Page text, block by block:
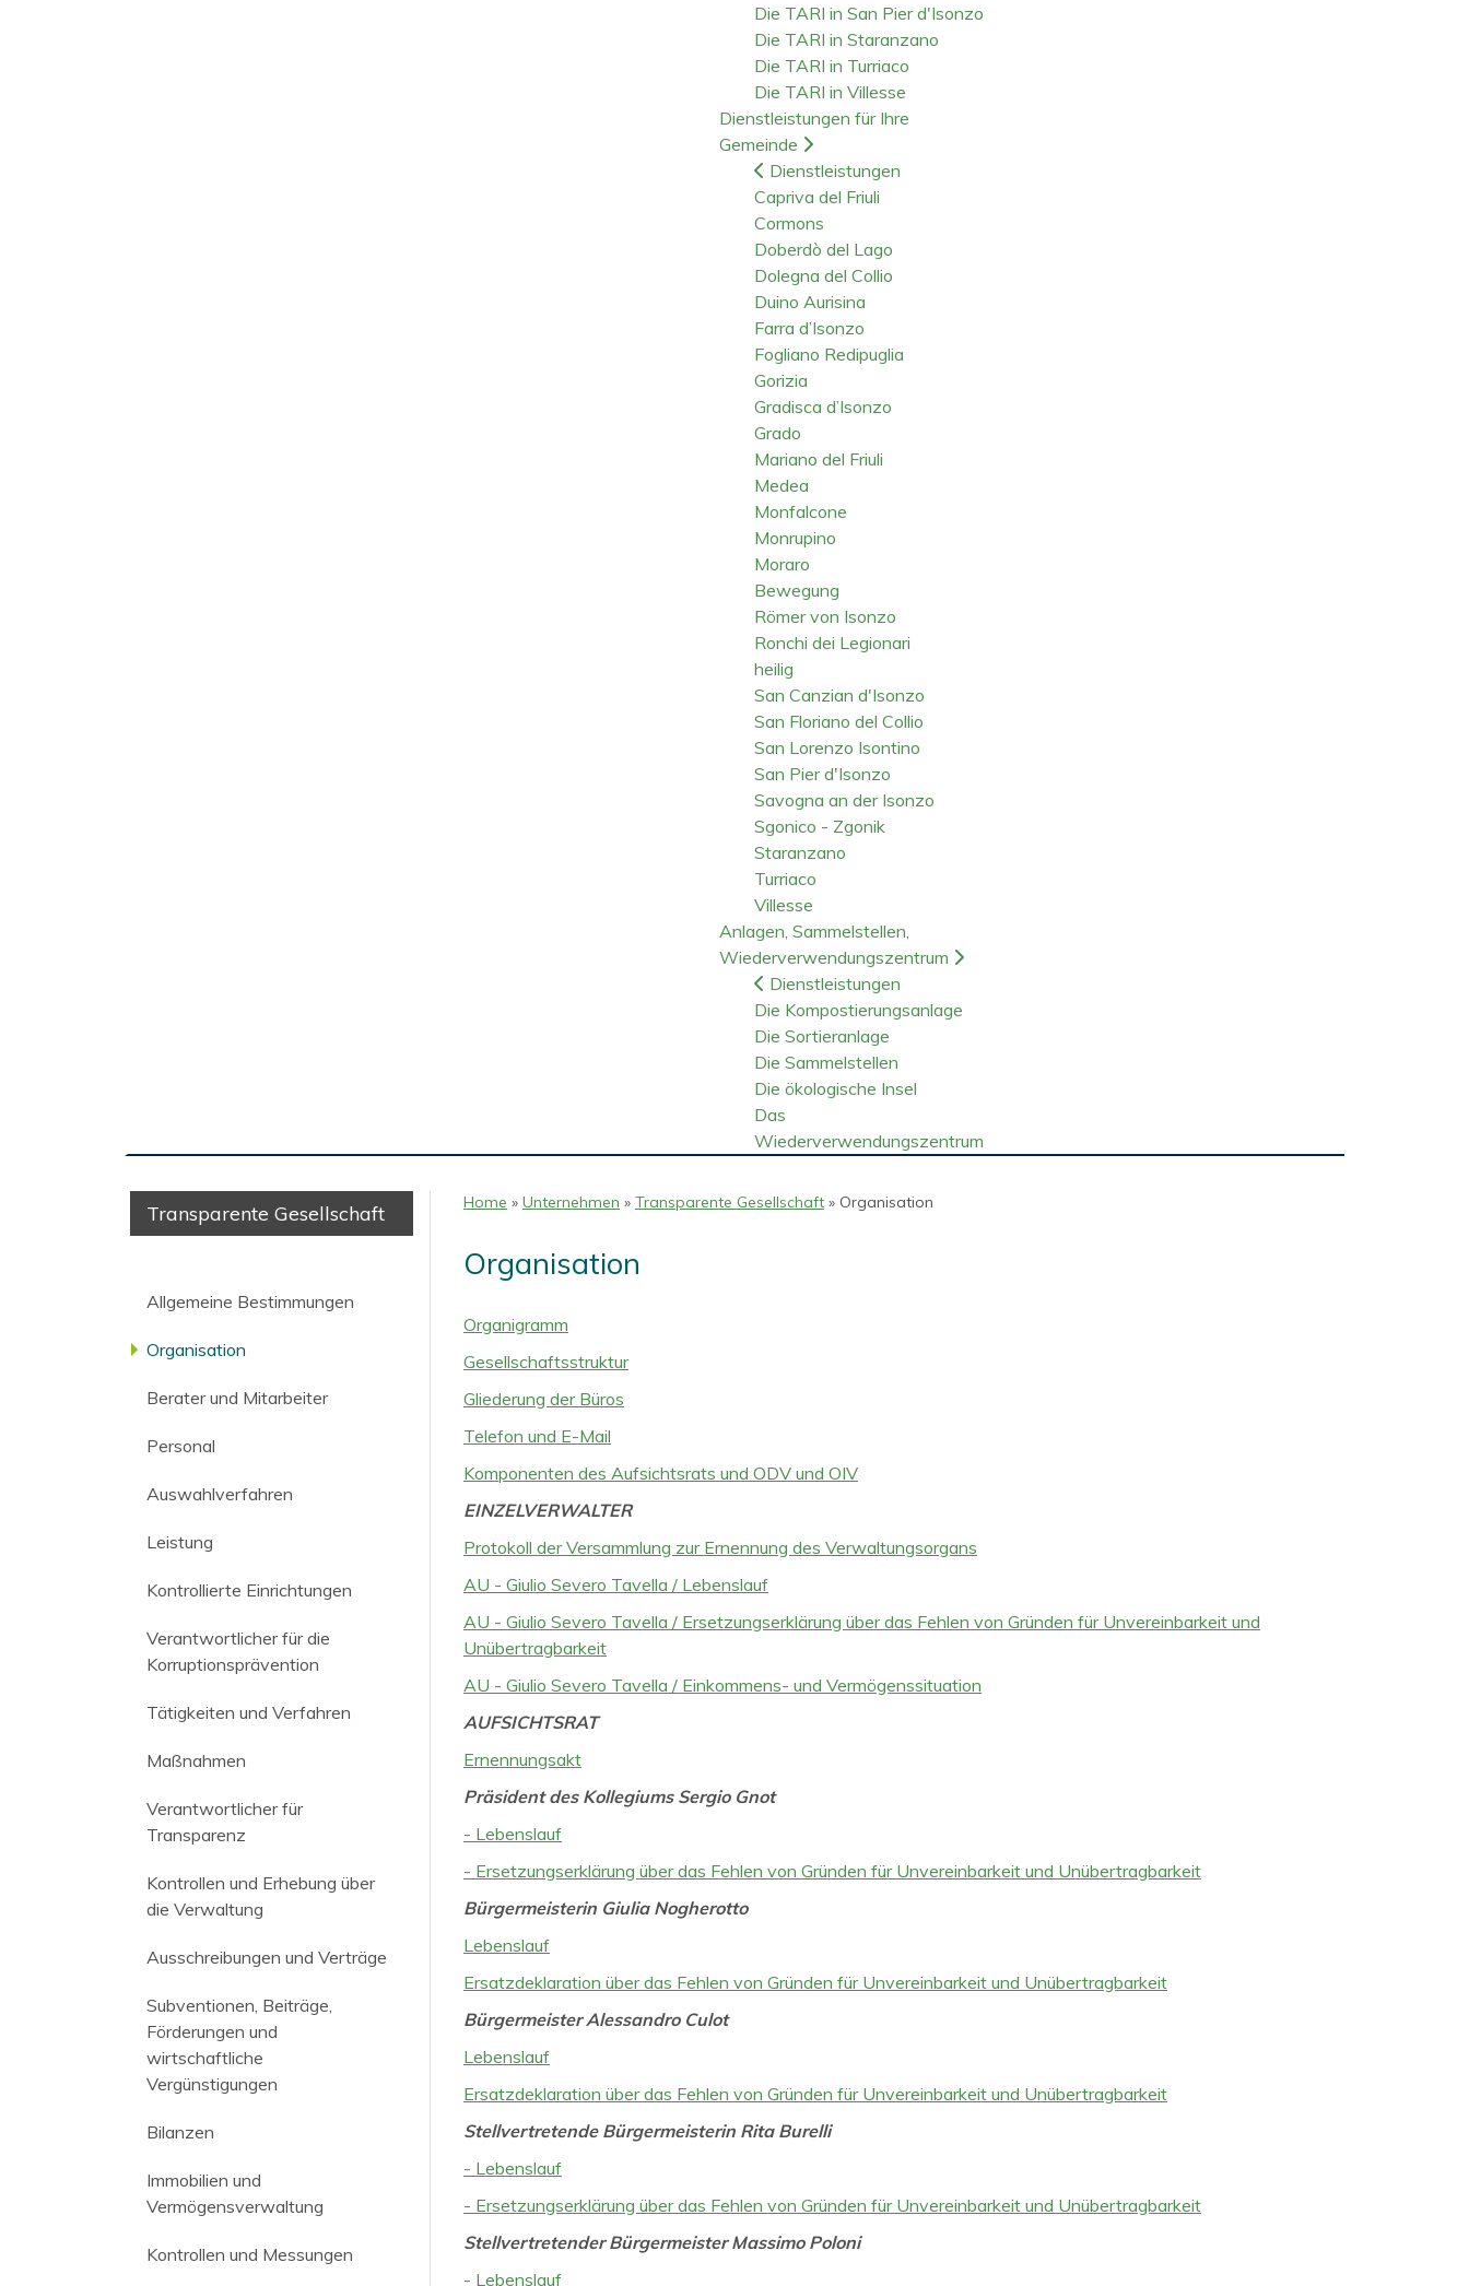
Die TARI in San Pier d'Isonzo
Die TARI in Staranzano
Die TARI in Turriaco
Die TARI in Villesse
Dienstleistungen für Ihre
Gemeinde
Dienstleistungen
Capriva del Friuli
Cormons
Doberdò del Lago
Dolegna del Collio
Duino Aurisina
Farra d’Isonzo
Fogliano Redipuglia
Gorizia
Gradisca d’Isonzo
Grado
Mariano del Friuli
Medea
Monfalcone
Monrupino
Moraro
Bewegung
Römer von Isonzo
Ronchi dei Legionari
heilig
San Canzian d'Isonzo
San Floriano del Collio
San Lorenzo Isontino
San Pier d'Isonzo
Savogna an der Isonzo
Sgonico - Zgonik
Staranzano
Turriaco
Villesse
Anlagen, Sammelstellen,
Wiederverwendungszentrum
Dienstleistungen
Die Kompostierungsanlage
Die Sortieranlage
Die Sammelstellen
Die ökologische Insel
Das
Wiederverwendungszentrum
Transparente Gesellschaft
Allgemeine Bestimmungen
Organisation
Berater und Mitarbeiter
Personal
Auswahlverfahren
Leistung
Kontrollierte Einrichtungen
Verantwortlicher für die
Korruptionsprävention
Tätigkeiten und Verfahren
Maßnahmen
Verantwortlicher für
Transparenz
Kontrollen und Erhebung über
die Verwaltung
Ausschreibungen und Verträge
Subventionen, Beiträge,
Förderungen und
wirtschaftliche
Vergünstigungen
Bilanzen
Immobilien und
Vermögensverwaltung
Kontrollen und Messungen
Home » Unternehmen » Transparente Gesellschaft » Organisation
Organisation
Organigramm
Gesellschaftsstruktur
Gliederung der Büros
Telefon und E-Mail
Komponenten des Aufsichtsrats und ODV und OIV
EINZELVERWALTER
Protokoll der Versammlung zur Ernennung des Verwaltungsorgans
AU - Giulio Severo Tavella / Lebenslauf
AU - Giulio Severo Tavella / Ersetzungserklärung über das Fehlen von Gründen für Unvereinbarkeit und
Unübertragbarkeit
AU - Giulio Severo Tavella / Einkommens- und Vermögenssituation
AUFSICHTSRAT
Ernennungsakt
Präsident des Kollegiums Sergio Gnot
- Lebenslauf
- Ersetzungserklärung über das Fehlen von Gründen für Unvereinbarkeit und Unübertragbarkeit
Bürgermeisterin Giulia Nogherotto
Lebenslauf
Ersatzdeklaration über das Fehlen von Gründen für Unvereinbarkeit und Unübertragbarkeit
Bürgermeister Alessandro Culot
Lebenslauf
Ersatzdeklaration über das Fehlen von Gründen für Unvereinbarkeit und Unübertragbarkeit
Stellvertretende Bürgermeisterin Rita Burelli
- Lebenslauf
- Ersetzungserklärung über das Fehlen von Gründen für Unvereinbarkeit und Unübertragbarkeit
Stellvertretender Bürgermeister Massimo Poloni
- Lebenslauf